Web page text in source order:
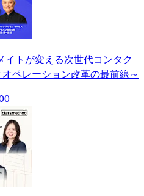
イトが変える次世代コンタク
ペレーション改革の最前線～